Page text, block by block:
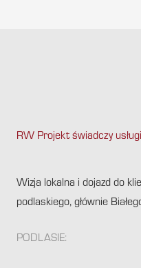
RW Projekt świadczy
Wizja lokalna i dojazd do
podlaskiego, głównie
PODLASIE: